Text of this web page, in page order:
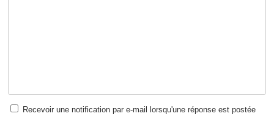
Recevoir une notification par e-mail lorsqu'une réponse est postée